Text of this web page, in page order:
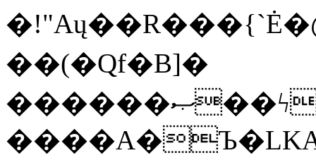
��(�Qf�B]�
������ޞ��ϟak��r��_39$�8�p���7�2�yIZ�R��x��/